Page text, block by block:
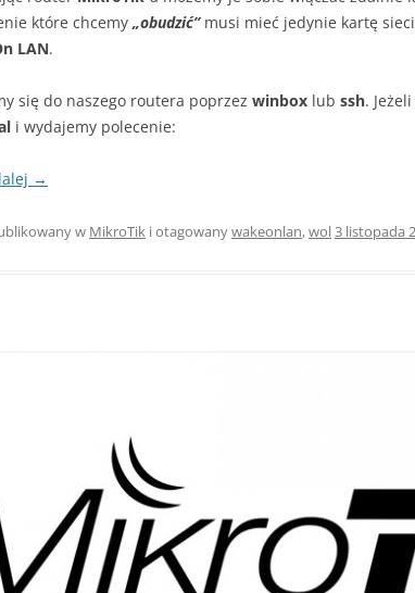
które chcemy „obudzić”musi mieć jedynie kartę
LAN.
się do naszego routera poprzez winbox lub ssh.
i wydajemy polecenie:
→
w MikroTik i otagowanywakeonlan,wol3 listopada